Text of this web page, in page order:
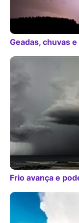
Geadas, chuvas
Frio avança e